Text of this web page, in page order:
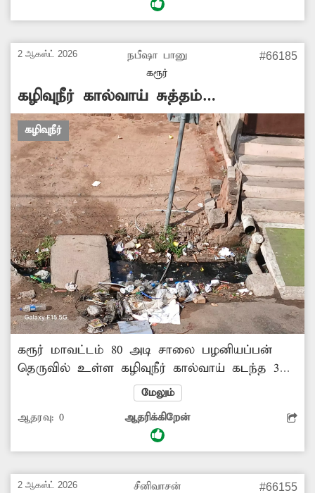
இதனால் அப்பகுதியில் அதிகளவில் கொசுக்கள்
உள்ளது. எனவே, கழிவுநீர் வாய்க்காலில்
ஏற்பட்டுள்ள அடைப்பை சரிசெய்ய சம்பந்தப்பட்ட
அதிகாரிகள் நடவடிக்கை எடுக்க வேண்டும்.
2 ஆகஸ்ட் 2026
நபீஷா பானு
கரூர்
#66185
கழிவுநீர் கால்வாய் சுத்தம்
செய்யப்படுமா?
கழிவுநீர்
கரூர் மாவட்டம் 80 அடி சாலை பழனியப்பன்
தெருவில் உள்ள கழிவுநீர் கால்வாய் கடந்த 3
மாதங்களாக சுத்தம் செய்யப்படாமல் கழிவுநீர்
தேங்கி நிற்பதால், அப்பகுதியில் கடுமையான
துர்நாற்றம் வீசுவதுடன் அதிக அளவில்
கொசுக்களும் உற்பத்தியாகின்றன. இதனால்
குழந்தைகளுக்கு டெங்கு, மலேரியா போன்ற
மேலும்
ஆதரவு: 0 ஆதரிக்கிறேன்
2 ஆகஸ்ட் 2026
சீனிவாசன்
#66155